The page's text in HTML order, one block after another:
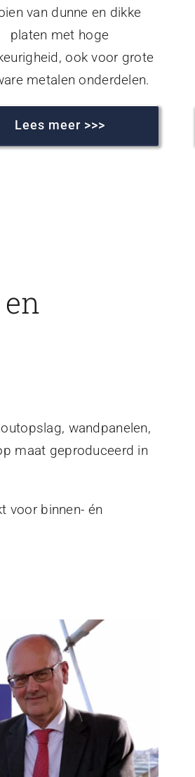
van dunne en dikke
platen met hoge
ook voor grote
metalen onderdelen.
Lees meer >>>
wandpanelen,
maat geproduceerd in
voor binnen- én